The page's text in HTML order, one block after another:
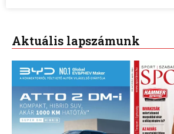
Aktuális lapszámunk